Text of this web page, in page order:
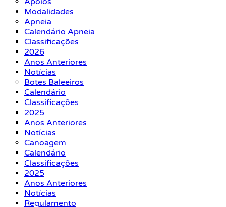
Modalidades
Apneia
Calendário Apneia
Classificações
2026
Anos Anteriores
Notícias
Botes Baleeiros
Calendário
Classificações
2025
Anos Anteriores
Notícias
Canoagem
Calendário
Classificações
2025
Anos Anteriores
Notícias
Regulamento